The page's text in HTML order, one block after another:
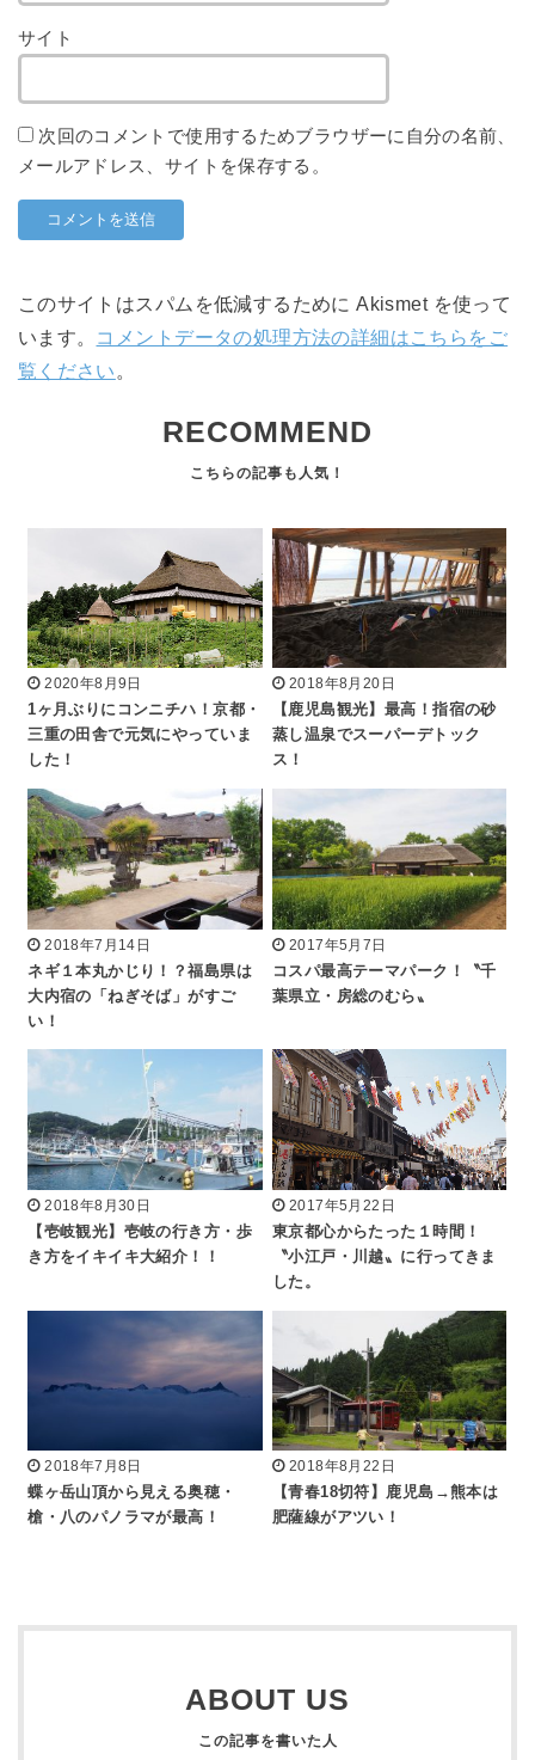
サイト
次回のコメントで使用するためブラウザーに自分の名前、
メールアドレス、サイトを保存する。
このサイトはスパムを低減するために Akismet を使って
います。 コメントデータの処理方法の詳細はこちらをご
覧ください 。
RECOMMEND
2020年8月9日
1ヶ月ぶりにコンニチハ！京都・
三重の田舎で元気にやっていま
した！
2018年8月20日
【鹿児島観光】最高！指宿の砂
蒸し温泉でスーパーデトック
ス！
2018年7月14日
ネギ１本丸かじり！？福島県は
大内宿の「ねぎそば」がすご
い！
2017年5月7日
コスパ最高テーマパーク！〝千
葉県立・房総のむら〟
2018年8月30日
【壱岐観光】壱岐の行き方・歩
き方をイキイキ大紹介！！
2017年5月22日
東京都心からたった１時間！
〝小江戸・川越〟に行ってきま
した。
2018年7月8日
蝶ヶ岳山頂から見える奥穂・
槍・八のパノラマが最高！
2018年8月22日
【青春18切符】鹿児島→熊本は
肥薩線がアツい！
ABOUT US